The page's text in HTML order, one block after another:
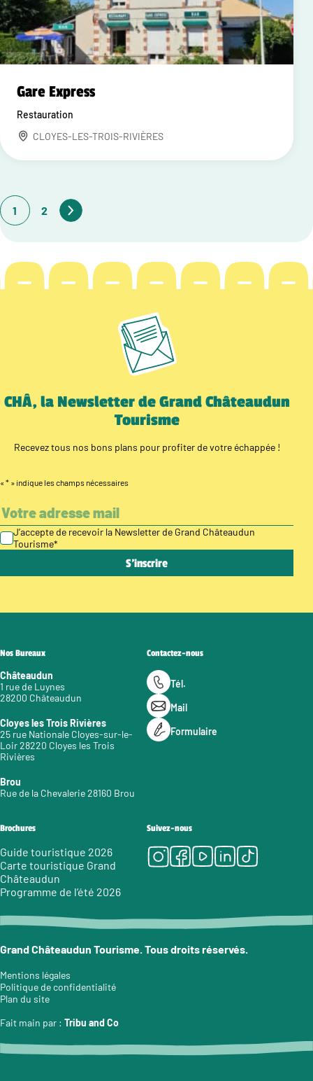
Gare Express
Restauration
CLOYES-LES-TROIS-RIVIÈRES
1 2
CHÂ, la Newsletter de Grand Châteaudun
Tourisme
Recevez tous nos bons plans pour profiter de votre échappée !
« * » indique les champs nécessaires
J’accepte de recevoir la Newsletter de Grand Châteaudun
Tourisme*
Nos Bureaux
Châteaudun
1 rue de Luynes
28200 Châteaudun
Cloyes les Trois Rivières
25 rue Nationale Cloyes-sur-le-
Loir 28220 Cloyes les Trois
Rivières
Brou
Rue de la Chevalerie 28160 Brou
Contactez-nous
Tél.
Mail
Formulaire
Brochures
Guide touristique 2026
Carte touristique Grand
Châteaudun
Programme de l’été 2026
Suivez-nous
Instagram
Facebook
Youtube
LinkedIn
Tiktok
Grand Châteaudun Tourisme. Tous droits réservés.
Mentions légales
Politique de confidentialité
Plan du site
Fait main par : Tribu and Co